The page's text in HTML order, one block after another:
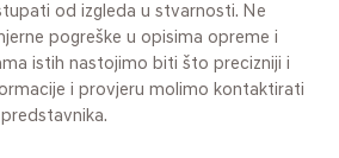
od izgleda u stvarnosti. Ne
pogreške u opisima opreme i
istih nastojimo biti što precizniji i
i provjeru molimo kontaktirati